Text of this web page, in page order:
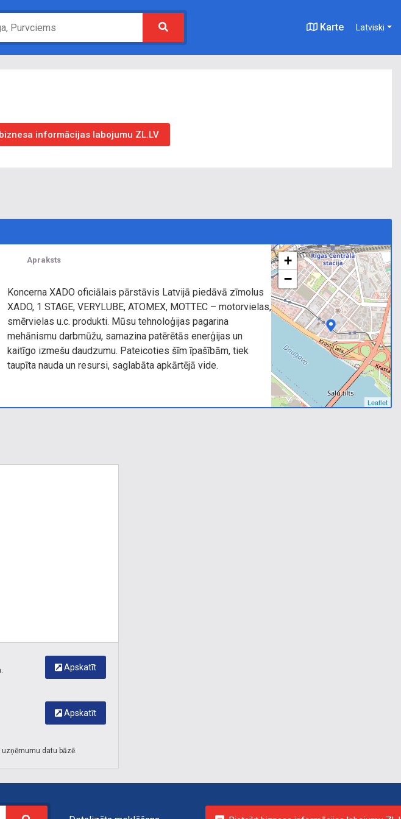
Karte Latviski
informācijas labojumu ZL.LV
Apraksts
Koncerna XADO oficiālais pārstāvis Latvijā piedāvā zīmolus
XADO, 1 STAGE, VERYLUBE, ATOMEX, MOTTEC – motorvielas,
smērvielas u.c. produkti. Mūsu tehnoloģijas pagarina
mehānismu darbmūžu, samazina patērētās enerģijas un
kaitīgo izmešu daudzumu. Pateicoties šīm īpašībām, tiek
taupīta nauda un resursi, saglabāta apkārtējā vide.
+
−
Leaflet
Apskatīt
Apskatīt
datu bāzē.